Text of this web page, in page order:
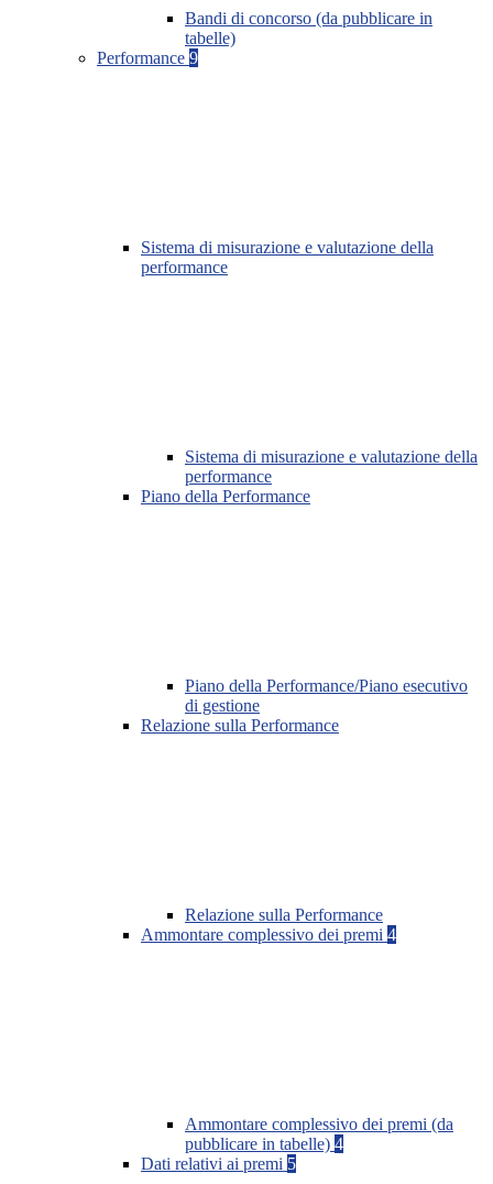
Bandi di concorso (da pubblicare in
tabelle)
Performance 9
Sistema di misurazione e valutazione della
performance
Sistema di misurazione e valutazione della
performance
Piano della Performance
Piano della Performance/Piano esecutivo
di gestione
Relazione sulla Performance
Relazione sulla Performance
Ammontare complessivo dei premi 4
Ammontare complessivo dei premi (da
pubblicare in tabelle) 4
Dati relativi ai premi 5